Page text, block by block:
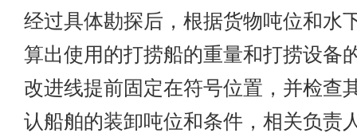
经过具体勘探后，根据货物吨位和水
算出使用的打捞船的重量和打捞设备
改进线提前固定在符号位置，并检查
认船舶的装卸吨位和条件，相关负责